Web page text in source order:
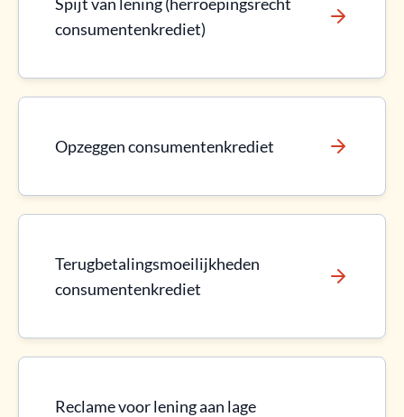
consumentenkrediet)
Opzeggen consumentenkrediet
Terugbetalingsmoeilijkheden
consumentenkrediet
Reclame voor lening aan lage